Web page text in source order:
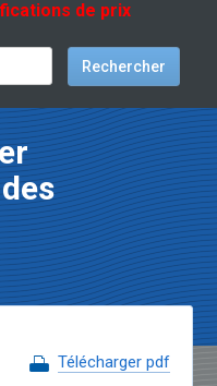
de prix
Télécharger pdf